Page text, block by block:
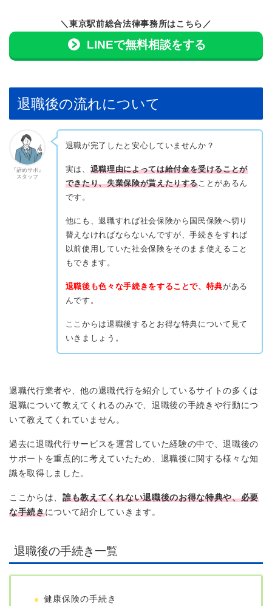
＼東京駅前総合法律事務所はこちら／
LINEで無料相談をする
退職後の流れについて
『辞めサポ』
スタッフ
退職が完了したと安心していませんか？
実は、 退職理由によっては給付金を受けることが
できたり、失業保険が貰えたりする ことがあるん
です。
他にも、退職すれば社会保険から国民保険へ切り
替えなければならないんですが、手続きをすれば
以前使用していた社会保険をそのまま使えること
もできます。
退職後も色々な手続きをすることで、特典がある
んです。
ここからは退職後するとお得な特典について見て
いきましょう。
退職代行業者や、他の退職代行を紹介しているサイトの多くは
退職について教えてくれるのみで、退職後の手続きや行動につ
いて教えてくれていません。
過去に退職代行サービスを運営していた経験の中で、退職後の
サポートを重点的に考えていたため、退職後に関する様々な知
識を取得しました。
ここからは、誰も教えてくれない退職後のお得な特典や、必要
な手続きについて紹介していきます。
退職後の手続き一覧
健康保険の手続き